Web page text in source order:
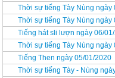
Thời sự tiếng Tày Nùng ngày
Thời sự tiếng Tày Nùng ngày
Tiếng hát sli lượn ngày 06/
Thời sự tiếng Tày Nùng ngày
Tiếng Then ngày 05/01/2020
Thời sự tiếng Tày - Nùng